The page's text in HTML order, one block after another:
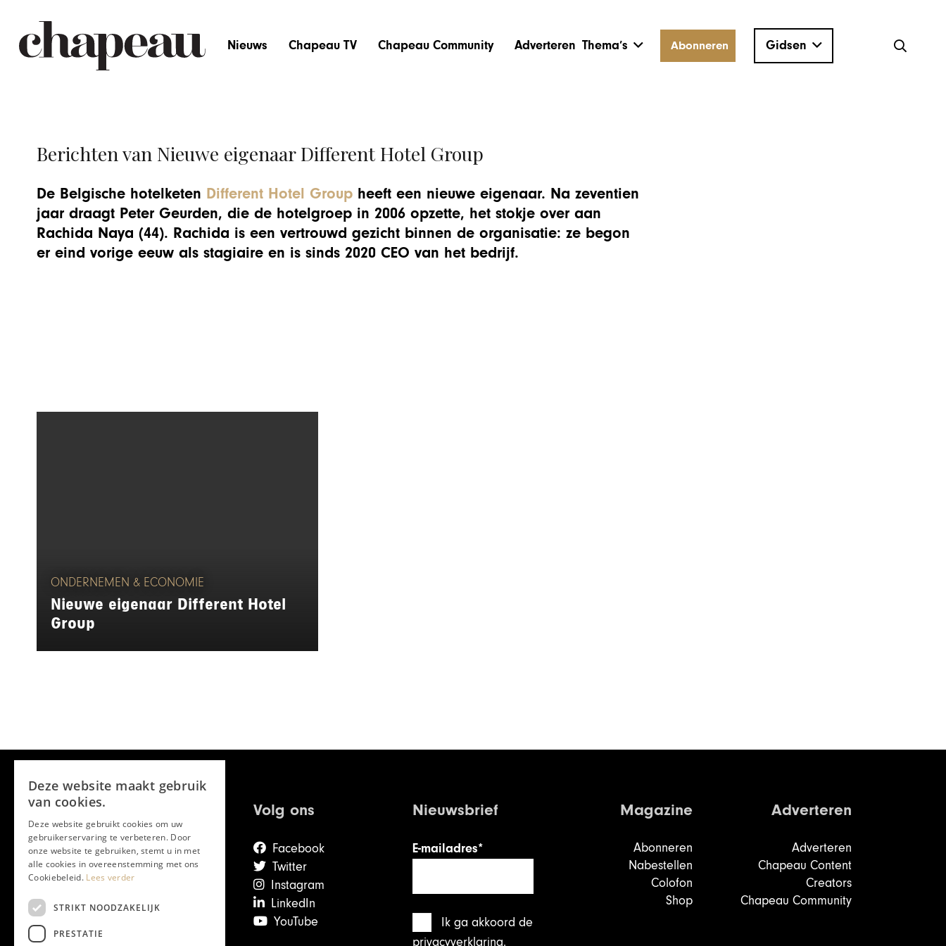
Nieuws Chapeau TV Chapeau Community Adverteren Thema’s Abonneren Gidsen
Berichten van Nieuwe eigenaar Different Hotel Group
De Belgische hotelketen Different Hotel Group heeft een nieuwe eigenaar. Na zeventien
jaar draagt Peter Geurden, die de hotelgroep in 2006 opzette, het stokje over aan
Rachida Naya (44). Rachida is een vertrouwd gezicht binnen de organisatie: ze begon
er eind vorige eeuw als stagiaire en is sinds 2020 CEO van het bedrijf.
ONDERNEMEN & ECONOMIE
Nieuwe eigenaar Different Hotel
Group
Volg ons
Facebook
Twitter
Instagram
LinkedIn
YouTube
Nieuwsbrief
E-mailadres*
Ik ga akkoordde
privacyverklaring.
Magazine
Abonneren
Nabestellen
Colofon
Shop
Adverteren
Adverteren
Chapeau Content
Creators
Chapeau Community
Deze website maakt gebruik
van cookies.
Deze website gebruikt cookies om uw
gebruikerservaring te verbeteren. Door
onze website te gebruiken, stemt u in met
alle cookies in overeenstemming met ons
Cookiebeleid. Lees verder
STRIKT NOODZAKELIJK
PRESTATIE